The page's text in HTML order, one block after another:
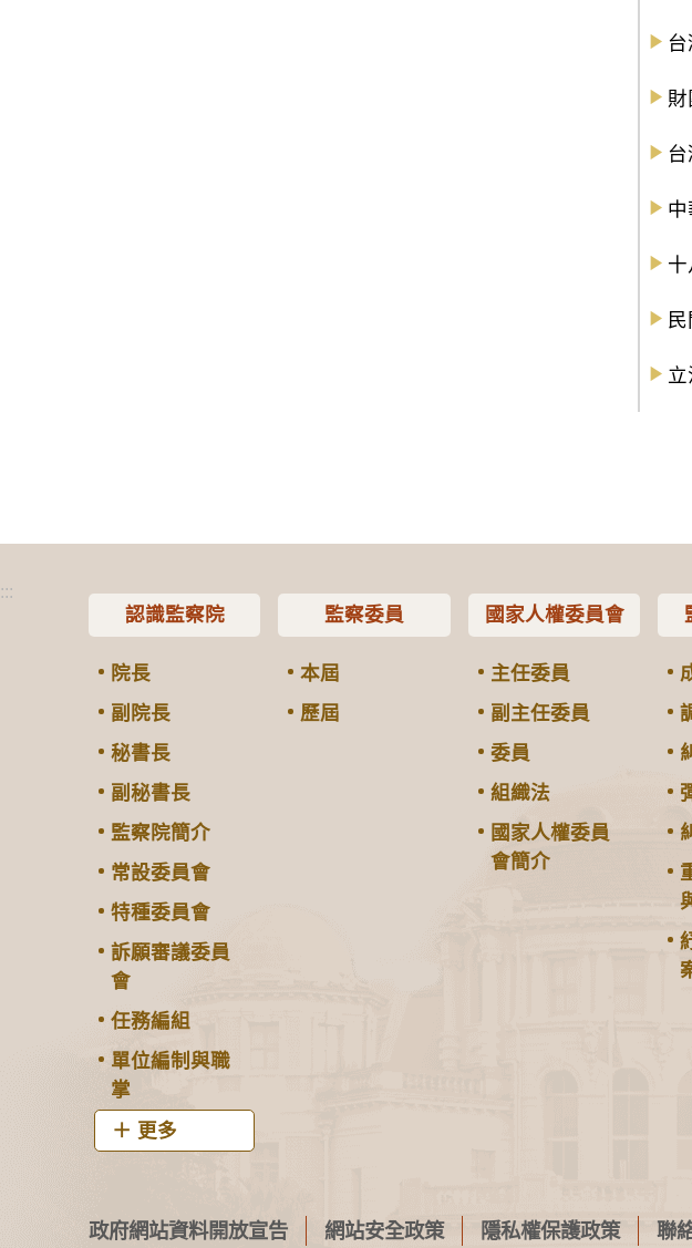
:::
認識監察院
院長
副院長
秘書長
副秘書長
監察院簡介
常設委員會
特種委員會
訴願審議委員
會
任務編組
單位編制與職
掌
更多
監察委員
本屆
歷屆
國家人權委員會
主任委員
副主任委員
委員
組織法
國家人權委員
會簡介
政府網站資料開放宣告 網站安全政策 隱私權保護政策 聯